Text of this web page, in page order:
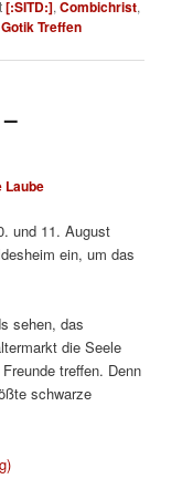
[:SITD:],Combichrist,
Treffen
Laube
und 11. August
ein, um das
sehen, das
die Seele
treffen. Denn
schwarze